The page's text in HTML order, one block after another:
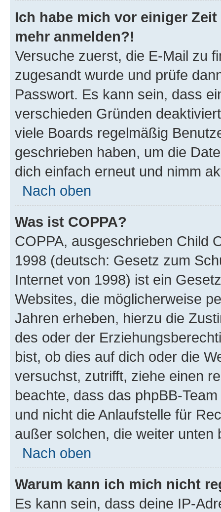
Ich habe mich vor einiger
mehr anmelden?!
Versuche zuerst, die E-Mail zu
zugesandt wurde und prüfe
Passwort. Es kann sein, dass
verschieden Gründen
viele Boards regelmäßig
geschrieben haben, um die
dich einfach erneut und nimm
Nach oben
Was ist COPPA?
COPPA, ausgeschrieben Child
1998 (deutsch: Gesetz zum
Internet von 1998) ist ein
Websites, die möglicherweise
Jahren erheben, hierzu die
des oder der
bist, ob dies auf dich oder die
versuchst, zutrifft, ziehe einen
beachte, dass das phpBB-
und nicht die Anlaufstelle für
außer solchen, die weiter unten
Nach oben
Warum kann ich mich nicht
Es kann sein, dass deine IP-